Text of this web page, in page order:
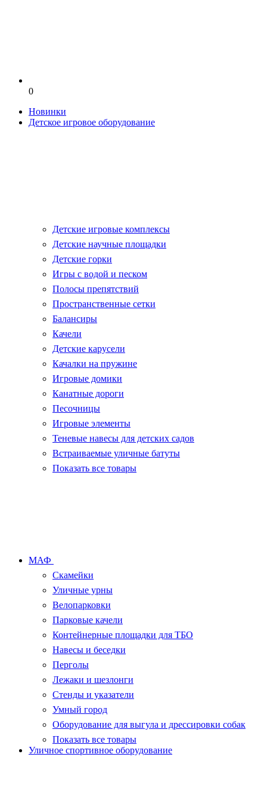
0
Новинки
Детское игровое оборудование
Детские игровые комплексы
Детские научные площадки
Детские горки
Игры с водой и песком
Полосы препятствий
Пространственные сетки
Балансиры
Качели
Детские карусели
Качалки на пружине
Игровые домики
Канатные дороги
Песочницы
Игровые элементы
Теневые навесы для детских садов
Встраиваемые уличные батуты
Показать все товары
МАФ
Скамейки
Уличные урны
Велопарковки
Парковые качели
Контейнерные площадки для ТБО
Навесы и беседки
Перголы
Лежаки и шезлонги
Стенды и указатели
Умный город
Оборудование для выгула и дрессировки собак
Показать все товары
Уличное спортивное оборудование